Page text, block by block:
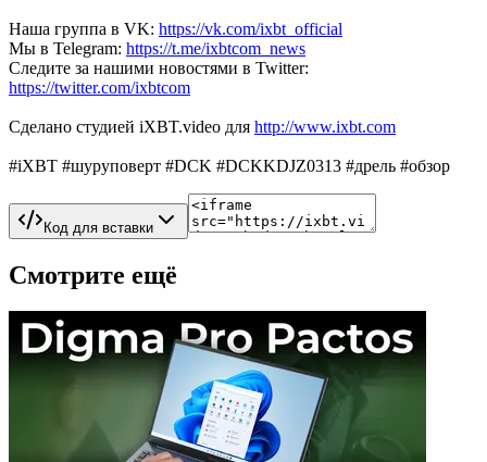
Наша группа в VK: https://vk.com/ixbt_official
Мы в Telegram: https://t.me/ixbtcom_news
Следите за нашими новостями в Twitter:
https://twitter.com/ixbtcom
Сделано студией iXBT.video для http://www.ixbt.com
#iXBT #шуруповерт #DCK #DCKKDJZ0313 #дрель #обзор
Код для вставки
Смотрите ещё